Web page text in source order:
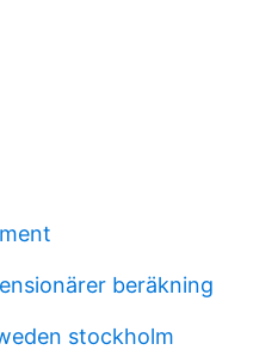
beräkning
stockholm